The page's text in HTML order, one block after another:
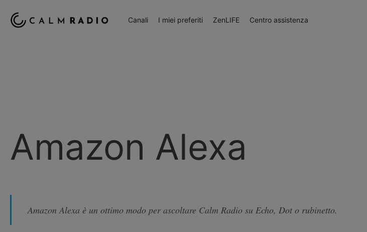
Canali I miei preferiti ZenLIFE Centro assistenza
Amazon Alexa
Amazon Alexa è un ottimo modo per ascoltare Calm Radio su Echo, Dot o rubinetto.